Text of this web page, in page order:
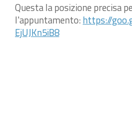
Questa la posizione precisa
l'appuntamento: https://
EjUJKn5iB8